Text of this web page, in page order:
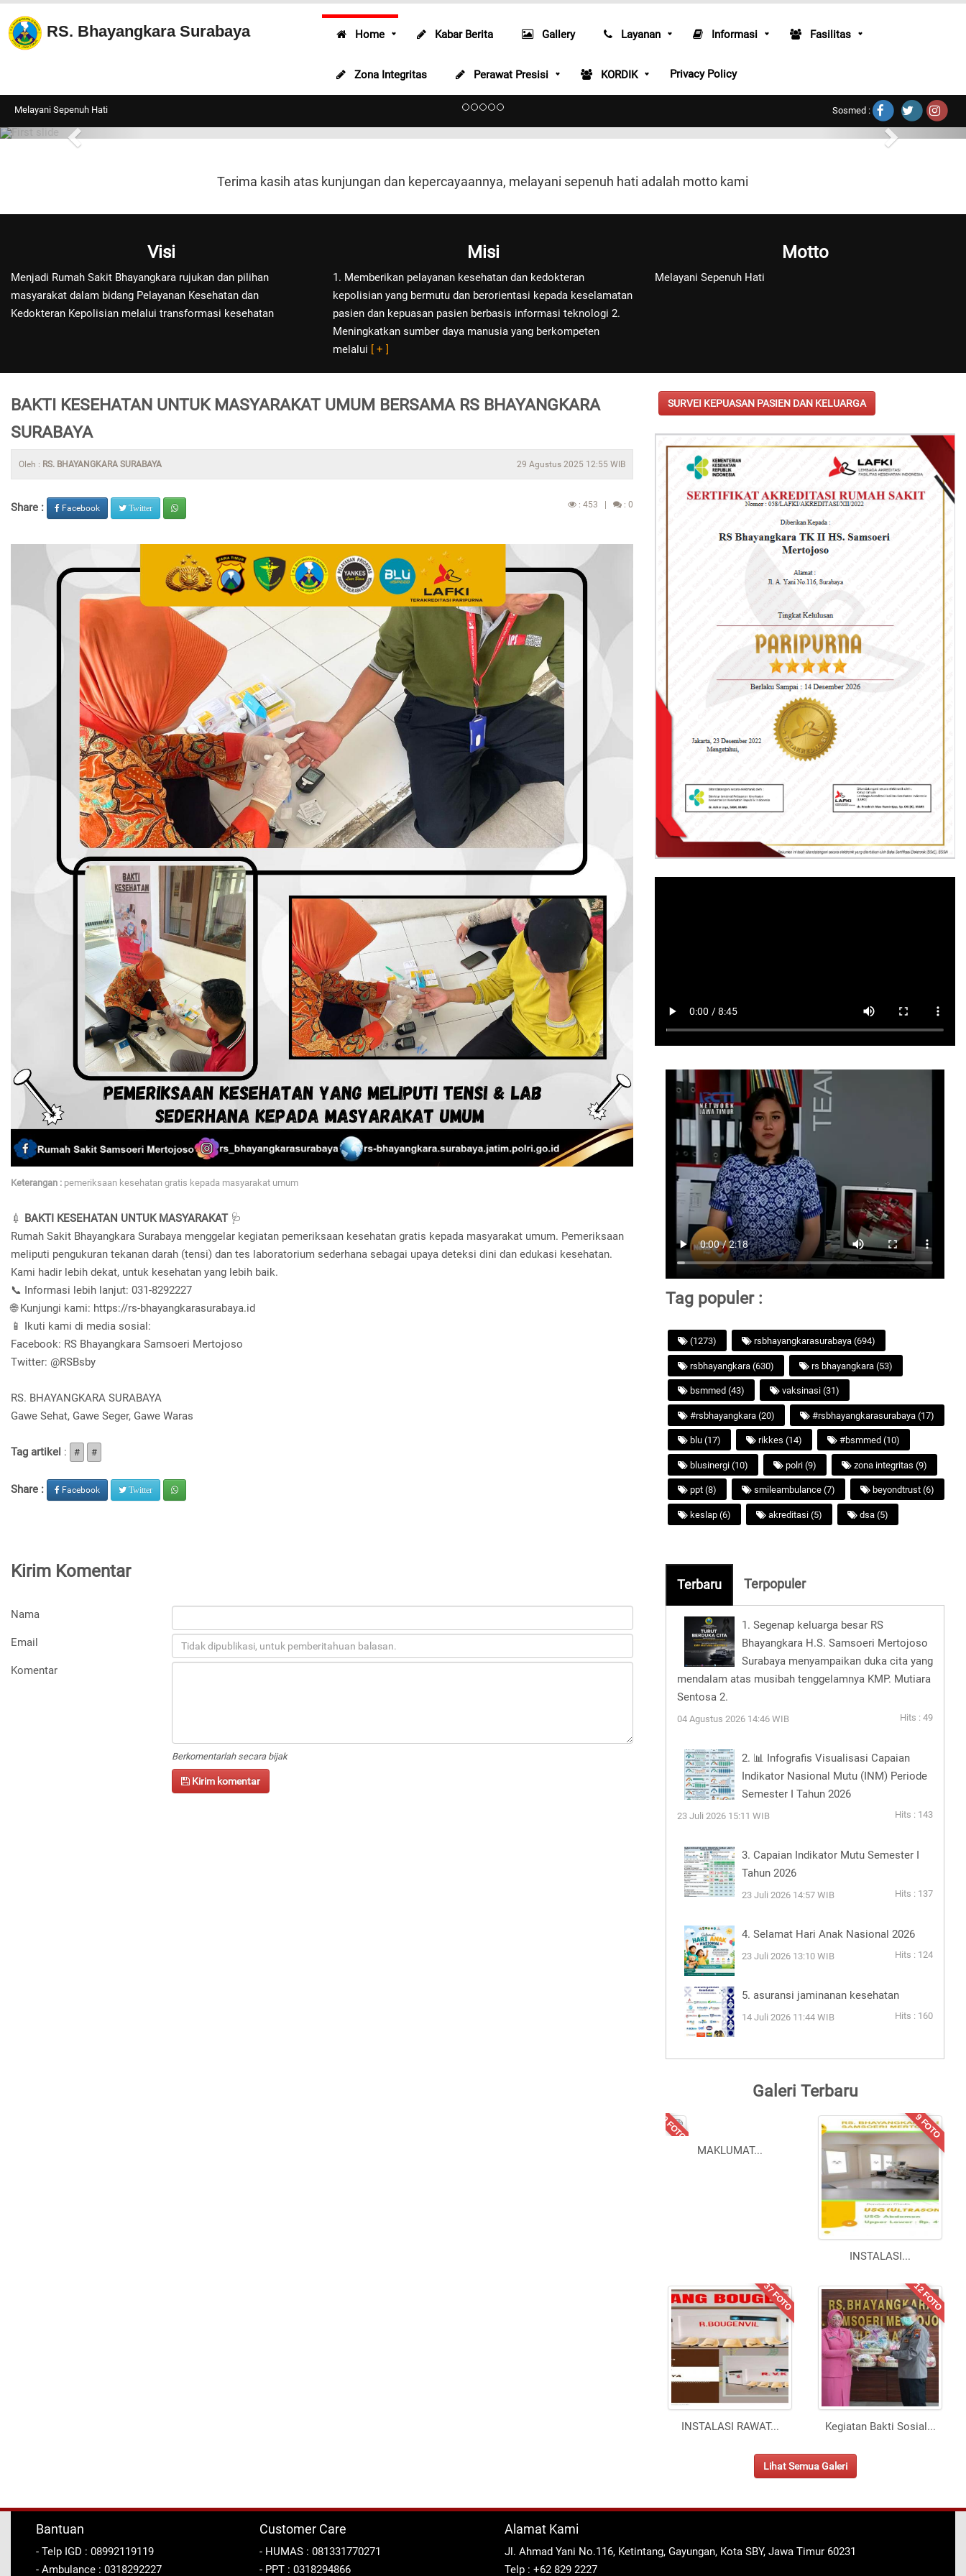
RS. Bhayangkara Surabaya Home Kabar Berita Gallery Layanan Informasi Fasilitas
Zona Integritas Perawat Presisi KORDIK Privacy Policy
Melayani Sepenuh Hati Sosmed :
Terima kasih atas kunjungan dan kepercayaannya, melayani sepenuh hati adalah motto kami
Visi
Menjadi Rumah Sakit Bhayangkara rujukan dan pilihan
masyarakat dalam bidang Pelayanan Kesehatan dan
Kedokteran Kepolisian melalui transformasi kesehatan
Misi
1. Memberikan pelayanan kesehatan dan kedokteran
kepolisian yang bermutu dan berorientasi kepada keselamatan
pasien dan kepuasan pasien berbasis informasi teknologi 2.
Meningkatkan sumber daya manusia yang berkompeten
melalui [ + ]
Motto
Melayani Sepenuh Hati
BAKTI KESEHATAN UNTUK MASYARAKAT UMUM BERSAMA RS BHAYANGKARA
SURABAYA
Oleh : RS. BHAYANGKARA SURABAYA 29 Agustus 2025 12:55 WIB
Share : Facebook Twitter : 453 | : 0
Keterangan : pemeriksaan kesehatan gratis kepada masyarakat umum
💉 BAKTI KESEHATAN UNTUK MASYARAKAT🩺
Rumah Sakit Bhayangkara Surabaya menggelar kegiatan pemeriksaan kesehatan gratis kepada masyarakat umum. Pemeriksaan
meliputi pengukuran tekanan darah (tensi) dan tes laboratorium sederhana sebagai upaya deteksi dini dan edukasi kesehatan.
Kami hadir lebih dekat, untuk kesehatan yang lebih baik.
📞 Informasi lebih lanjut: 031-8292227
🌐 Kunjungi kami: https://rs-bhayangkarasurabaya.id
📱 Ikuti kami di media sosial:
Facebook: RS Bhayangkara Samsoeri Mertojoso
Twitter: @RSBsby
RS. BHAYANGKARA SURABAYA
Gawe Sehat, Gawe Seger, Gawe Waras
Tag artikel : # #
Share : Facebook Twitter
Kirim Komentar
Nama
Email
Komentar
Berkomentarlah secara bijak
Kirim komentar
SURVEI KEPUASAN PASIEN DAN KELUARGA
Tag populer :
(1273) rsbhayangkarasurabaya (694)
rsbhayangkara (630) rs bhayangkara (53)
bsmmed (43) vaksinasi (31)
#rsbhayangkara (20) #rsbhayangkarasurabaya (17)
blu (17) rikkes (14) #bsmmed (10)
blusinergi (10) polri (9) zona integritas (9)
ppt (8) smileambulance (7) beyondtrust (6)
keslap (6) akreditasi (5) dsa (5)
Terbaru Terpopuler
1. Segenap keluarga besar RS
Bhayangkara H.S. Samsoeri Mertojoso
Surabaya menyampaikan duka cita yang
mendalam atas musibah tenggelamnya KMP. Mutiara
Sentosa 2.
04 Agustus 2026 14:46 WIB Hits : 49
2. 📊 Infografis Visualisasi Capaian
Indikator Nasional Mutu (INM) Periode
Semester I Tahun 2026
23 Juli 2026 15:11 WIB Hits : 143
3. Capaian Indikator Mutu Semester I
Tahun 2026
23 Juli 2026 14:57 WIB Hits : 137
4. Selamat Hari Anak Nasional 2026
23 Juli 2026 13:10 WIB Hits : 124
5. asuransi jaminanan kesehatan
14 Juli 2026 11:44 WIB Hits : 160
Galeri Terbaru
10 FOTO
MAKLUMAT...
9 FOTO
INSTALASI...
37 FOTO
INSTALASI RAWAT...
12 FOTO
Kegiatan Bakti Sosial...
Lihat Semua Galeri
Bantuan
- Telp IGD : 08992119119
- Ambulance : 0318292227
Customer Care
- HUMAS : 081331770271
- PPT : 0318294866
Alamat Kami
Jl. Ahmad Yani No.116, Ketintang, Gayungan, Kota SBY, Jawa Timur 60231
Telp : +62 829 2227